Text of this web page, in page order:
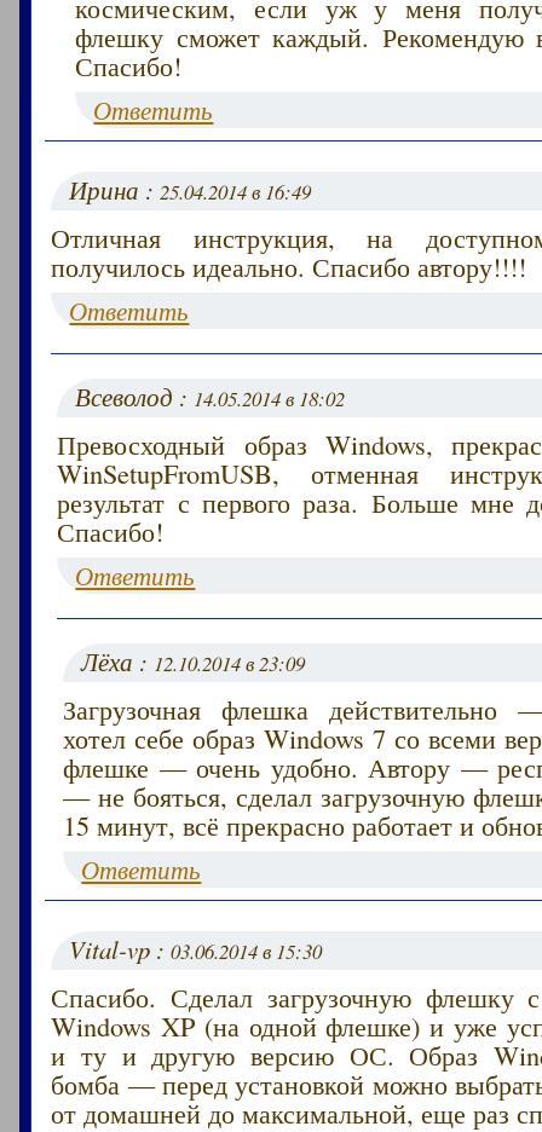
флешку сможет каждый. Рекомендую
Спасибо!
Ответить
Ирина :25.04.2014 в 16:49
Отличная инструкция, на
получилось идеально. Спасибо автору!!!!
Ответить
Всеволод : 14.05.2014 в 18:02
Превосходный образ Windows,
WinSetupFromUSB, отменная
результат с первого раза. Больше мне
Спасибо!
Ответить
Лёха : 12.10.2014 в 23:09
Загрузочная флешка действительно
хотел себе образ Windows 7 со всеми
флешке — очень удобно. Автору —
— не бояться, сделал загрузочную
15 минут, всё прекрасно работает и
Ответить
Vital-vp :03.06.2014 в 15:30
Спасибо. Сделал загрузочную
Windows XP (на одной флешке) и уже
и ту и другую версию ОС. Образ
бомба — перед установкой можно
от домашней до максимальной, еще раз